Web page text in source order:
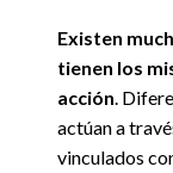
Existen
tienen los
acción .
actúan a
vinculados